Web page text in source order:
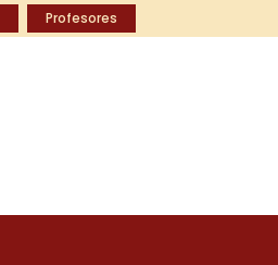
Profesores